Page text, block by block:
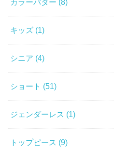
カラーバター (8)
キッズ (1)
シニア (4)
ショート (51)
ジェンダーレス (1)
トップピース (9)